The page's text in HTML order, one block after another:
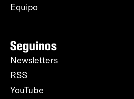
Equipo
Seguinos
Newsletters
RSS
YouTube